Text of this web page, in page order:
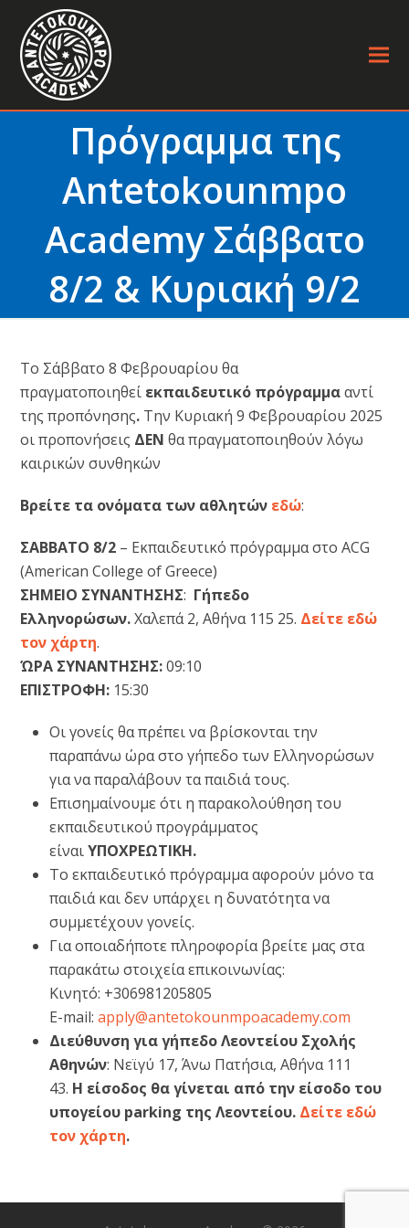
Πρόγραμμα της
Antetokounmpo
Academy Σάββατο
8/2 & Κυριακή 9/2
Το Σάββατο 8 Φεβρουαρίου θα
πραγματοποιηθεί εκπαιδευτικό πρόγραμμααντί
της προπόνησης. Την Κυριακή 9 Φεβρουαρίου 2025
οι προπονήσεις ΔΕΝ θα πραγματοποιηθούν λόγω
καιρικών συνθηκών
Bρείτε τα ονόματα των αθλητών εδώ:
ΣΑΒΒΑΤΟ 8/2 – Εκπαιδευτικό πρόγραμμα στο ACG
(American College of Greece)
ΣΗΜΕΙΟ ΣΥΝΑΝΤΗΣΗΣ: Γήπεδο
Ελληνορώσων.Χαλεπά 2, Αθήνα 115 25. Δείτε εδώ
τον χάρτη.
ΏΡΑ ΣΥΝΑΝΤΗΣΗΣ:09:10
ΕΠΙΣΤΡΟΦΗ: 15:30
Οι γονείς θα πρέπει να βρίσκονται την
παραπάνω ώρα στο γήπεδο των Ελληνορώσων
για να παραλάβουν τα παιδιά τους.
Επισημαίνουμε ότι η παρακολούθηση του
εκπαιδευτικού προγράμματος
είναιΥΠΟΧΡΕΩΤΙΚΗ.
Το εκπαιδευτικό πρόγραμμα αφορούν μόνο τα
παιδιά και δεν υπάρχει η δυνατότητα να
συμμετέχουν γονείς.
Για οποιαδήποτε πληροφορία βρείτε μας στα
παρακάτω στοιχεία επικοινωνίας:
Κινητό: +306981205805
E-mail:apply@antetokounmpoacademy.com
Διεύθυνση για γήπεδο Λεοντείου Σχολής
Αθηνών: Νεϊγύ 17, Άνω Πατήσια, Αθήνα 111
43. Η είσοδος θα γίνεται από την είσοδο του
υπογείου parking της Λεοντείου. Δείτε εδώ
τον χάρτη.